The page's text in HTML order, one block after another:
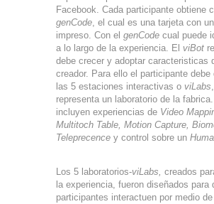
Facebook. Cada participante obtiene
genCode, el cual es una tarjeta con
impreso. Con el genCode cual puede
a lo largo de la experiencia. El viBot
debe crecer y adoptar caracteristicas
creador. Para ello el participante debe
las 5 estaciones interactivas o viLabs
representa un laboratorio de la
incluyen experiencias de Video
Multitoch Table, Motion Capture,
Teleprecence y control sobre un
Los 5 laboratorios-viLabs, creados
la experiencia, fueron diseñados para
participantes interactuen por medio